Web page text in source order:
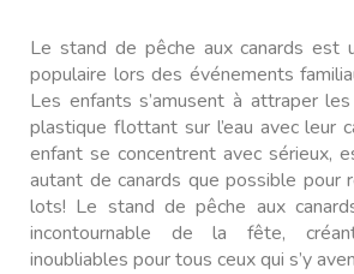
Le stand de pêche aux canards est
populaire lors des événements
Les enfants s’amusent à attraper
plastique flottant sur l’eau avec leur
enfant se concentrent avec sérieux,
autant de canards que possible pour
lots! Le stand de pêche aux
incontournable de la fête,
inoubliables pour tous ceux qui s’y